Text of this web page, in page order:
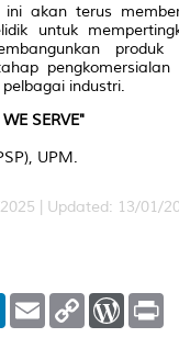
akan terus
untuk
produk
industri.
SERVE"
UPM.
| Updated: 13/01/
L
E
m
C
W